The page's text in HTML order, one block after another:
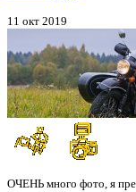
11 окт 2019
ОЧЕНЬ много фото, я